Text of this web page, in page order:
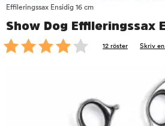
Effileringssax Ensidig 16 cm
Show Dog Effileringssax
12 röster Skriv
foo